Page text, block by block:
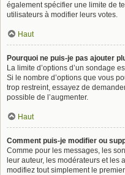
également spécifier une limite de
utilisateurs à modifier leurs votes.
Haut
Pourquoi ne puis-je pas ajouter
La limite d’options d’un sondage
Si le nombre d’options que vous
trop restreint, essayez de
possible de l’augmenter.
Haut
Comment puis-je modifier ou
Comme pour les messages, les
leur auteur, les modérateurs et les
modifiez tout simplement le